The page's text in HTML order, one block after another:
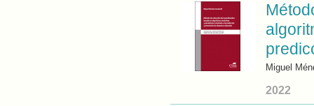
Miguel
2022